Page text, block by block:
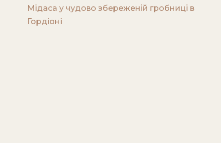
Мідаса у чудово збереженій гробниці в
Гордіоні